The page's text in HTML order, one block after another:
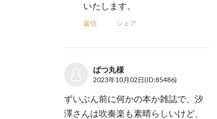
いたします。
返信 シェア
ばつ丸様
2023年10月02日(ID:85486)
ずいぶん前に何かの本か雑誌で、汐
澤さんは吹奏楽も素晴らしいけど、